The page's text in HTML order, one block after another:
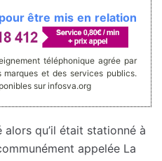
être mis en relation
téléphonique agrée par
marques et des services publics.
sur infosva.org
qu’il était stationné à
appelée La